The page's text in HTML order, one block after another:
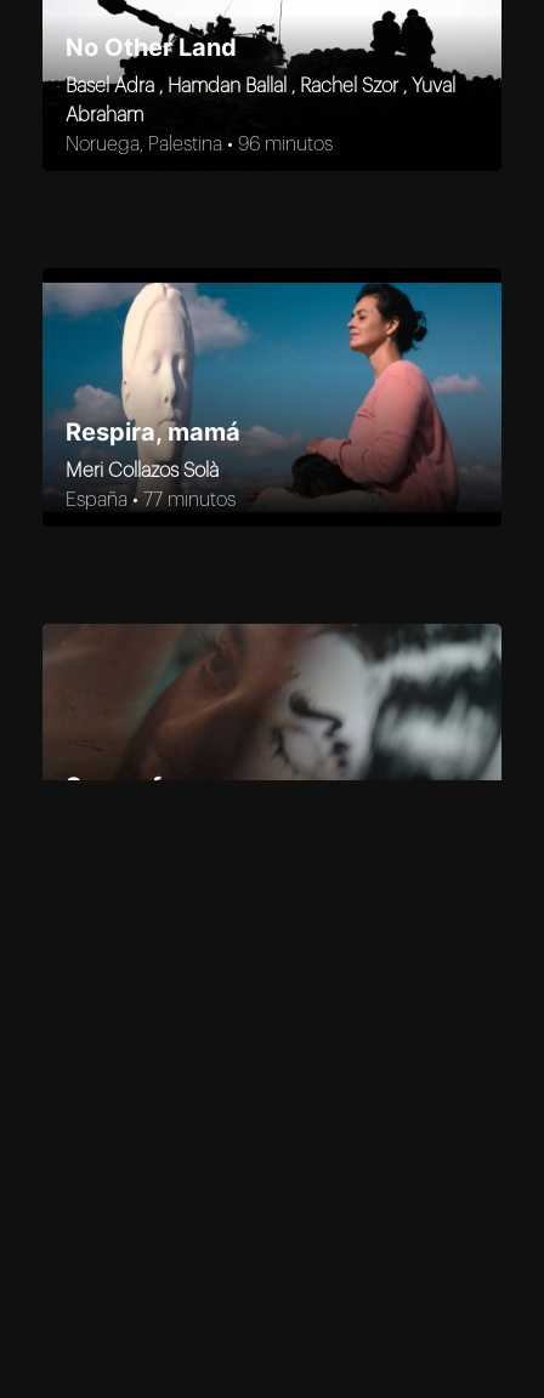
No Other Land
Basel Adra , Hamdan Ballal , Rachel Szor , Yuval
Abraham
Noruega, Palestina •96 minutos
Respira, mamá
Meri Collazos Solà
España •77 minutos
Somos fuego